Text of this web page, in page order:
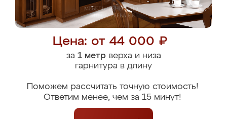
Цена: от 44 000 ₽
за 1 метрверха и низа
гарнитура в длину
Поможем рассчитать точную стоимость!
Ответим менее, чем за 15 минут!